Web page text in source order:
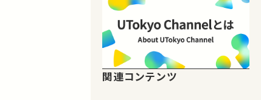
関連コンテンツ